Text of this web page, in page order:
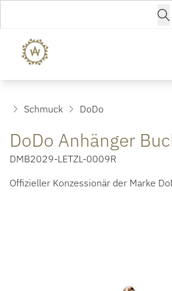
Schmuck DoDo
DoDo Anhänger
DMB2029-LETZL-0009R
Offizieller Konzessionär der Marke